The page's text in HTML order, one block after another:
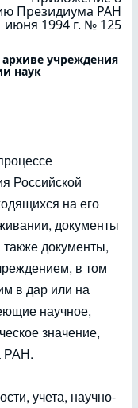
Президиума РАН
июня 1994 г. № 125
учреждения
наук
Российской
на его
документы
документы,
в том
в дар или на
научное,
значение,
РАН.
учета, научно-